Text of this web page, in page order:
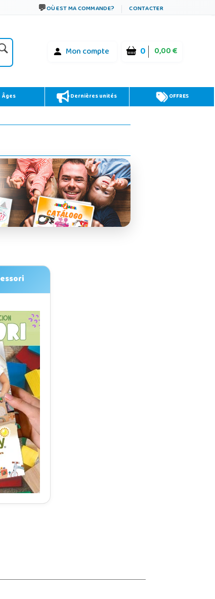
OÙ EST MA COMMANDE? CONTACTER
Mon compte 0 0,00 €
Âges Dernières unités OFFRES